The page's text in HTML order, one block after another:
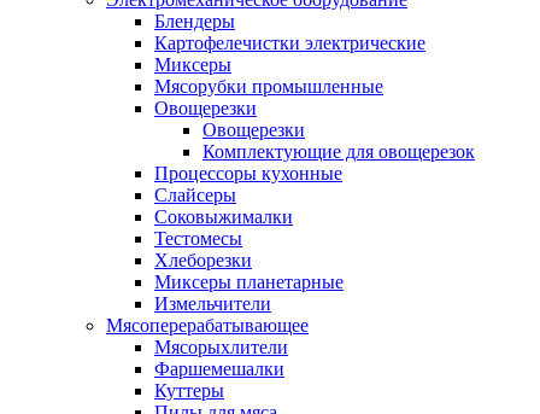
Блендеры
Картофелечистки электрические
Миксеры
Мясорубки промышленные
Овощерезки
Овощерезки
Комплектующие для овощерезок
Процессоры кухонные
Слайсеры
Соковыжималки
Тестомесы
Хлеборезки
Миксеры планетарные
Измельчители
Мясоперерабатывающее
Мясорыхлители
Фаршемешалки
Куттеры